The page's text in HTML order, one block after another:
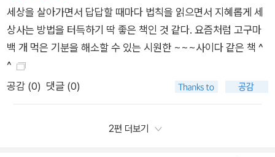
세상을 살아가면서 답답할 때마다 법칙을 읽으면서 지혜롭게 세
상사는 방법을 터득하기 딱 좋은 책인 것 같다. 요즘처럼 고구마
백 개 먹은 기분을 해소할 수 있는 시원한 ~~~사이다 같은 책 ^
^
공감 (0) 댓글 (0)
2편 더보기